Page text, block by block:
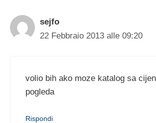
sejfo
22 Febbraio 2013 alle 09:20
volio bih ako moze katalog sa
pogleda
Rispondi